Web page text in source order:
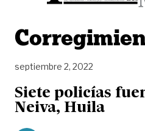
septiembre 2, 2022
Siete policías
Neiva, Huila